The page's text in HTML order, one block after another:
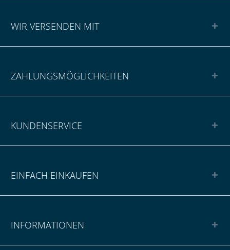
WIR VERSENDEN MIT
ZAHLUNGSMÖGLICHKEITEN
KUNDENSERVICE
EINFACH EINKAUFEN
INFORMATIONEN